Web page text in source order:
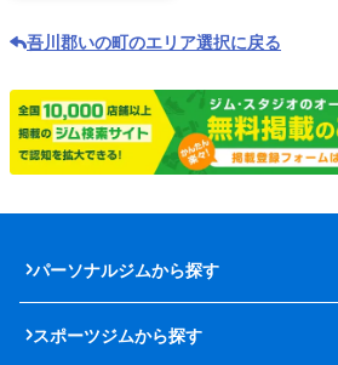
吾川郡いの町のエリア選択に戻る
パーソナルジムから探す
スポーツジムから探す